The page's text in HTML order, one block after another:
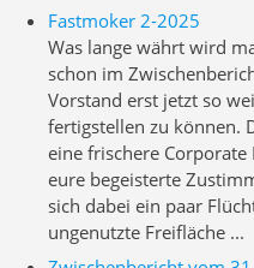
Fastmoker 2-2025
Was lange währt wird
schon im
Vorstand erst jetzt so
fertigstellen zu können.
eine frischere
eure begeisterte
sich dabei ein paar
ungenutzte Freifläche ...